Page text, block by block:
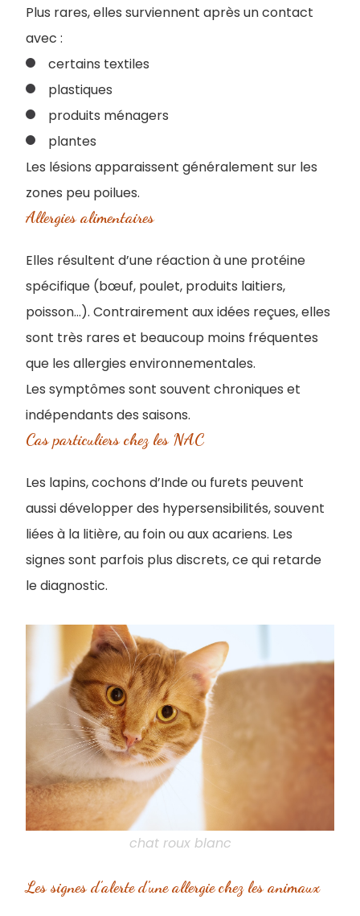
Plus rares, elles surviennent après un contact
avec :
certains textiles
plastiques
produits ménagers
plantes
Les lésions apparaissent généralement sur les
zones peu poilues.
Allergies alimentaires
Elles résultent d’une réaction à une protéine
spécifique (bœuf, poulet, produits laitiers,
poisson…). Contrairement aux idées reçues, elles
sont très rares et beaucoup moins fréquentes
que les allergies environnementales.
Les symptômes sont souvent chroniques et
indépendants des saisons.
Cas particuliers chez les NAC
Les lapins, cochons d’Inde ou furets peuvent
aussi développer des hypersensibilités, souvent
liées à la litière, au foin ou aux acariens. Les
signes sont parfois plus discrets, ce qui retarde
le diagnostic.
chat roux blanc
Les signes d’alerte d’une allergie chez les animaux